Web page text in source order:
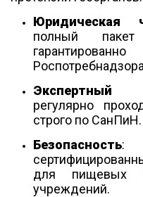
Юридическая
полный пакет
Экспертный
регулярно
строго по СанПиН.
Безопасность:
для пищевых
учреждений.